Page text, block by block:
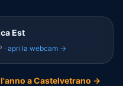
Est
· apri la webcam →
a Castelvetrano →